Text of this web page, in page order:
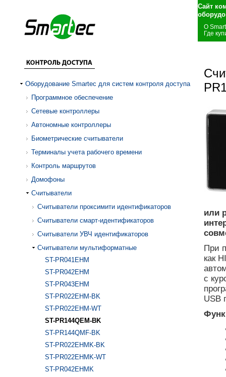
Сайт
О
Где
Оборудование Smartec для систем контроля доступа
Программное обеспечение
Сетевые контроллеры
Автономные контроллеры
Биометрические считыватели
Терминалы учета рабочего времени
Контроль маршрутов
Домофоны
Считыватели
Считыватели проксимити идентификаторов
Считыватели смарт-идентификаторов
Считыватели УВЧ идентификаторов
Считыватели мультиформатные
ST-PR041EHM
ST-PR042EHM
ST-PR043EHM
ST-PR022EHM-BK
ST-PR022EHM-WT
ST-PR144QEM-BK
ST-PR144QMF-BK
ST-PR022EHMK-BK
ST-PR022EHMK-WT
ST-PR042EHMK
или
При
как
с
USB